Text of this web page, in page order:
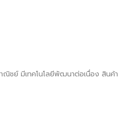
ณิชย์ มีเทคโนโลยีพัฒนาต่อเนื่อง สินค้